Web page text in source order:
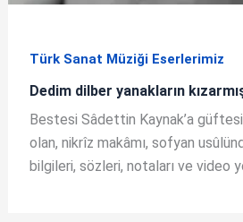
Türk Sanat Müziği Eserlerimiz
Dedim dilber yanakların
Bestesi Sâdettin Kaynak’a güftesi
olan, nikrîz makâmı, sofyan
bilgileri, sözleri, notaları ve video